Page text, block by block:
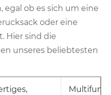
egal ob es sich um eine
oder eine
Hier sind die
unseres beliebtesten